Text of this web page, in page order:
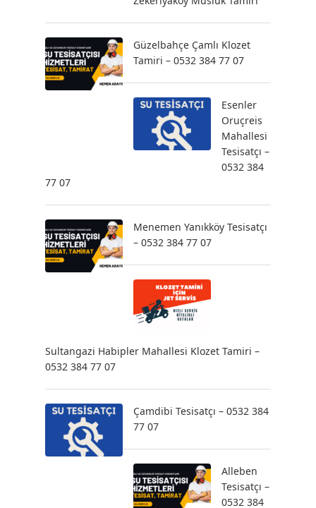
Güzelbahçe Çamlı Klozet
Tamiri – 0532 384 77 07
Esenler
Oruçreis
Mahallesi
Tesisatçı –
0532 384
77 07
Menemen Yanıkköy Tesisatçı
– 0532 384 77 07
Sultangazi Habipler Mahallesi Klozet Tamiri –
0532 384 77 07
Çamdibi Tesisatçı – 0532 384
77 07
Alleben
Tesisatçı –
0532 384